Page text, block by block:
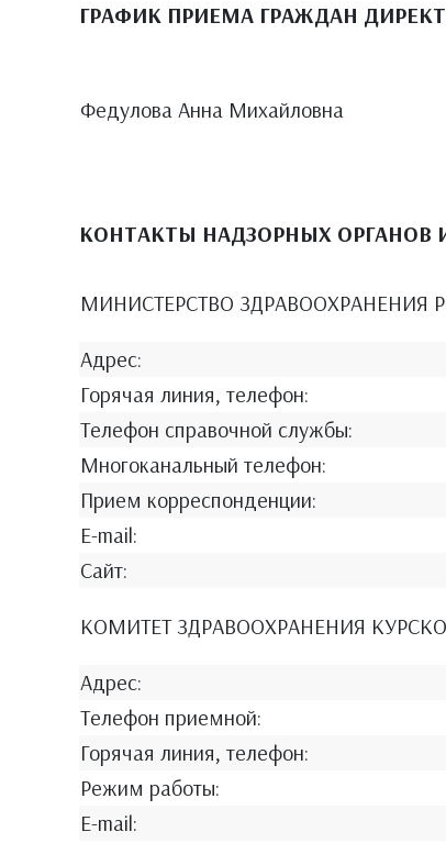
ГРАФИК ПРИЕМА ГРАЖДАН
Федулова Анна Михайловна
КОНТАКТЫ НАДЗОРНЫХ ОРГАНОВ
МИНИСТЕРСТВО ЗДРАВООХРАНЕНИЯ
Адрес:
Горячая линия, телефон:
Телефон справочной службы:
Многоканальный телефон:
Прием корреспонденции:
E-mail:
Сайт:
КОМИТЕТ ЗДРАВООХРАНЕНИЯ
Адрес:
Телефон приемной:
Горячая линия, телефон:
Режим работы:
E-mail: